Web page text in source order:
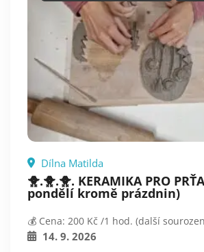
Dílna Matilda
🐥.🐥.🐥. KERAMIKA PRO
pondělí kromě prázdnin)
💰 Cena: 200 Kč /1 hod. (další
14. 9. 2026